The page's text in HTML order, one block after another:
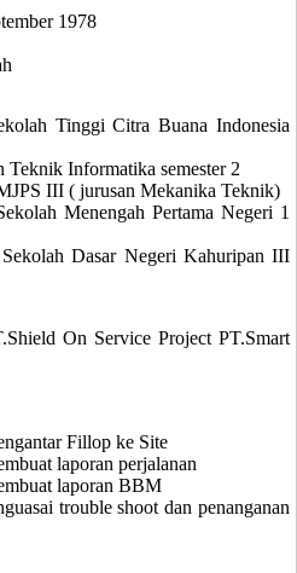
1978
TinggiCitra Buana Indonesia
Teknik Informatika semester 2
III ( jurusan Mekanika Teknik)
Menengah Pertama Negeri 1
Dasar Negeri Kahuripan III
On Service Project PT.Smart
Fillop ke Site
laporan perjalanan
laporan BBM
trouble shoot dan penanganan